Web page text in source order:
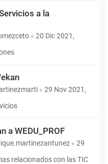
a la
« 20 Dic 2021,
« 29 Nov 2021,
a WEDU_PROF
« 29
relacionados con las TIC